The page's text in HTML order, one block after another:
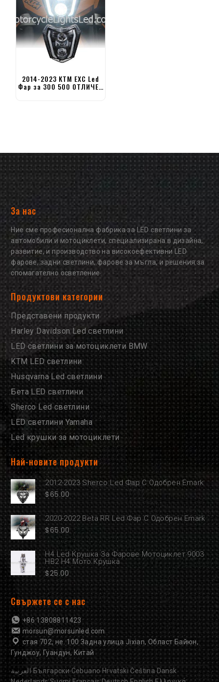
2014-2023 KTM EXC Led
Фар за 300 500 ОТЛИЧЕН
За нас
Ние сме професионална фабрика за LED светлини за
автомобили и мотоциклети, специализирана в дизайна,
развитие, и производство на високоефективни LED
фарове, задни светлини, фарове за мъгла, и решения за
спомагателно осветление.
Продуктови категории
Представени продукти
Harley Davidson Led светлини
LED светлини за мотоциклети BMW
KTM LED светлини
Husqvarna Led светлини
Бета LED светлини
Sherco Led светлини
LED светлини Yamaha
Led крушки за мотоциклети
Най-новите продукти
2012-2023 Sherco Led Фар С Одобрен Emark
$65.00
2020-2022 Beta RR Led Фар С Одобрен Emark
$65.00
H4 Led Крушка За Фарове Мотоциклет 9003
HB2 H4 Мото Крушка
$25.00
Свържете се с нас
+86 13808811423
morsun@morsunled.com
стая 702, не. 100 Задна улица Jixian, Област Байюн,
Гунджоу, Гуандун, Китай
العربية Български Cebuano Hrvatski Čeština Dansk